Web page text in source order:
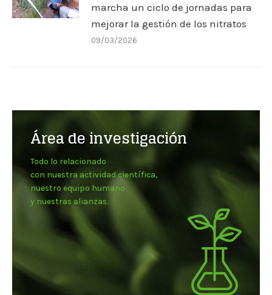
marcha un ciclo de jornadas para
mejorar la gestión de los nitratos
09/03/2026
Área de investigación
Todo lo relacionado
con nuestra actividad científica,
nuestro equipo humano
y nuestras alianzas.